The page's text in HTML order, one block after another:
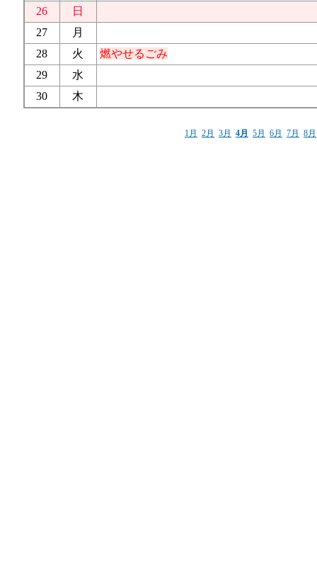
26
日
27
月
28
火
燃やせるごみ
29
水
30
木
1月 2月 3月 4月 5月 6月 7月 8月